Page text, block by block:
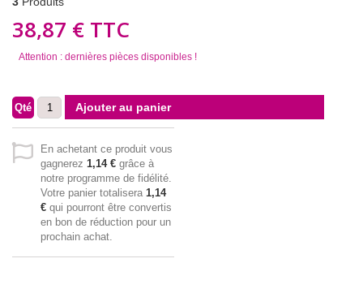
38,87 € TTC
Attention : dernières pièces disponibles !
Qté Ajouter au panier
En achetant ce produit vous
gagnerez 1,14 € grâce à
notre programme de fidélité.
Votre panier totalisera 1,14
€ qui pourront être convertis
en bon de réduction pour un
prochain achat.